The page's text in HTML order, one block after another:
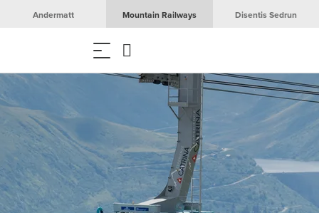
Andermatt Mountain Railways Disentis Sedrun